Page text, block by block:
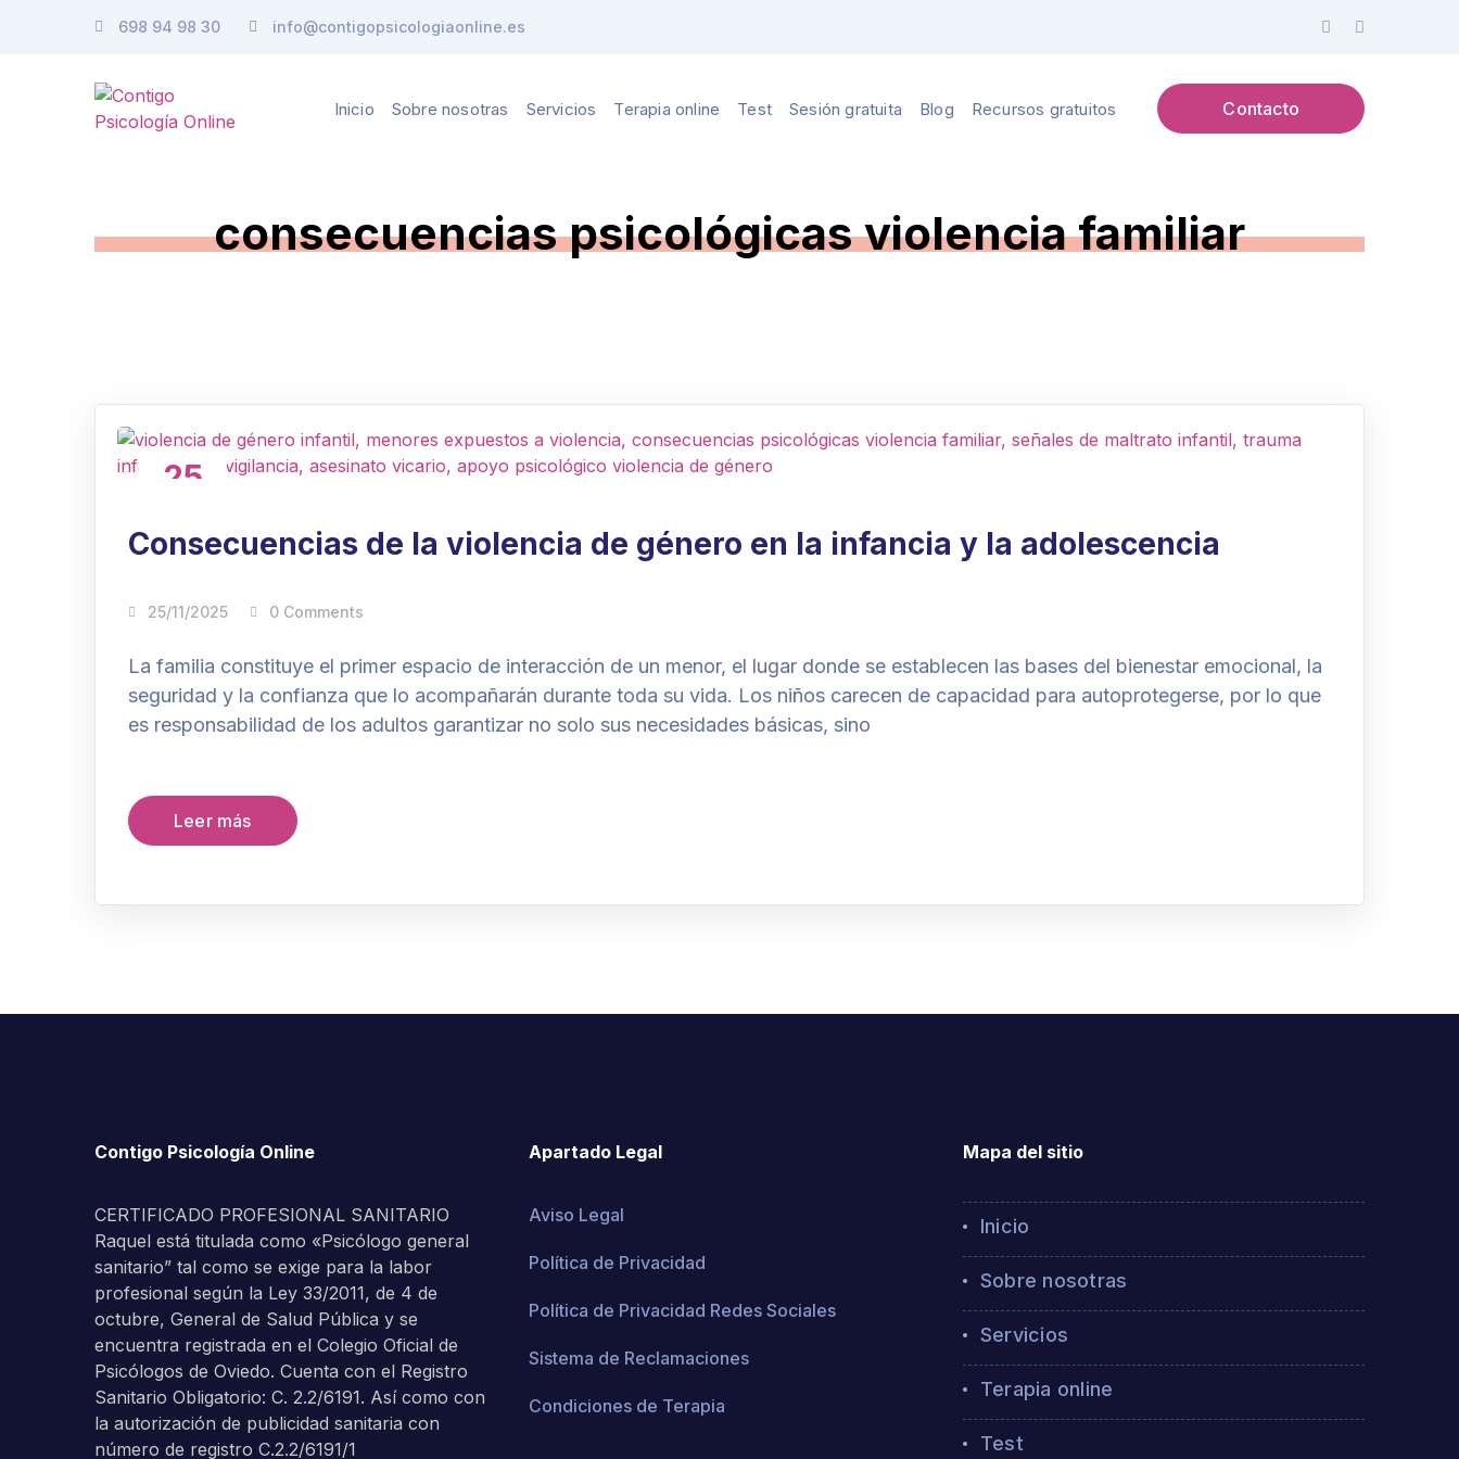
698 94 98 30 info@contigopsicologiaonline.es
Facebook
Inicio Sobre nosotras Servicios Terapia online Test Sesión gratuita Blog Recursos gratuitos Contacto
consecuencias psicológicas violencia familiar
25
Consecuencias de la violencia de género en la infancia y la adolescencia
25/11/2025 0 Comments
La familia constituye el primer espacio de interacción de un menor, el lugar donde se establecen las bases del bienestar emocional, la
seguridad y la confianza que lo acompañarán durante toda su vida. Los niños carecen de capacidad para autoprotegerse, por lo que
es responsabilidad de los adultos garantizar no solo sus necesidades básicas, sino
Leer más
Contigo Psicología Online
CERTIFICADO PROFESIONAL SANITARIO
Raquel está titulada como «Psicólogo general
sanitario” tal como se exige para la labor
profesional según la Ley 33/2011, de 4 de
octubre, General de Salud Pública y se
encuentra registrada en el Colegio Oficial de
Psicólogos de Oviedo. Cuenta con el Registro
Sanitario Obligatorio: C. 2.2/6191. Así como con
la autorización de publicidad sanitaria con
número de registro C.2.2/6191/1
Apartado Legal
Aviso Legal
Política de Privacidad
Política de Privacidad Redes Sociales
Sistema de Reclamaciones
Condiciones de Terapia
Mapa del sitio
Inicio
Sobre nosotras
Servicios
Terapia online
Test